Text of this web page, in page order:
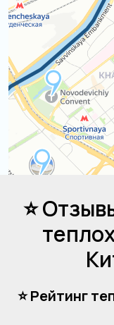
⭐
⭐ Рейтинг
Остались
Я даю согласие
персональных
Согласия и
ознакомлен(а) с
персональных